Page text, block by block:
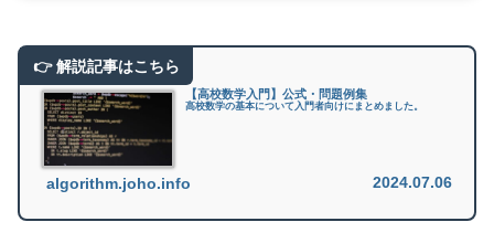
【高校数学入門】公式・問題例集
高校数学の基本について入門者向けにまとめました。
algorithm.joho.info 2024.07.06